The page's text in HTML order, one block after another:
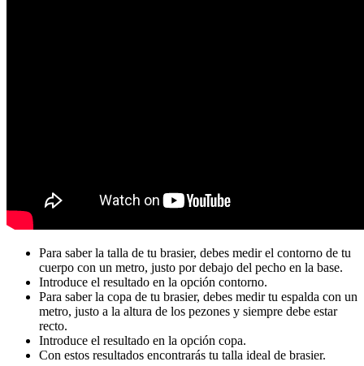
Para saber la talla de tu brasier, debes medir el contorno de tu
cuerpo con un metro, justo por debajo del pecho en la base.
Introduce el resultado en la opción contorno.
Para saber la copa de tu brasier, debes medir tu espalda con un
metro, justo a la altura de los pezones y siempre debe estar
recto.
Introduce el resultado en la opción copa.
Con estos resultados encontrarás tu talla ideal de brasier.